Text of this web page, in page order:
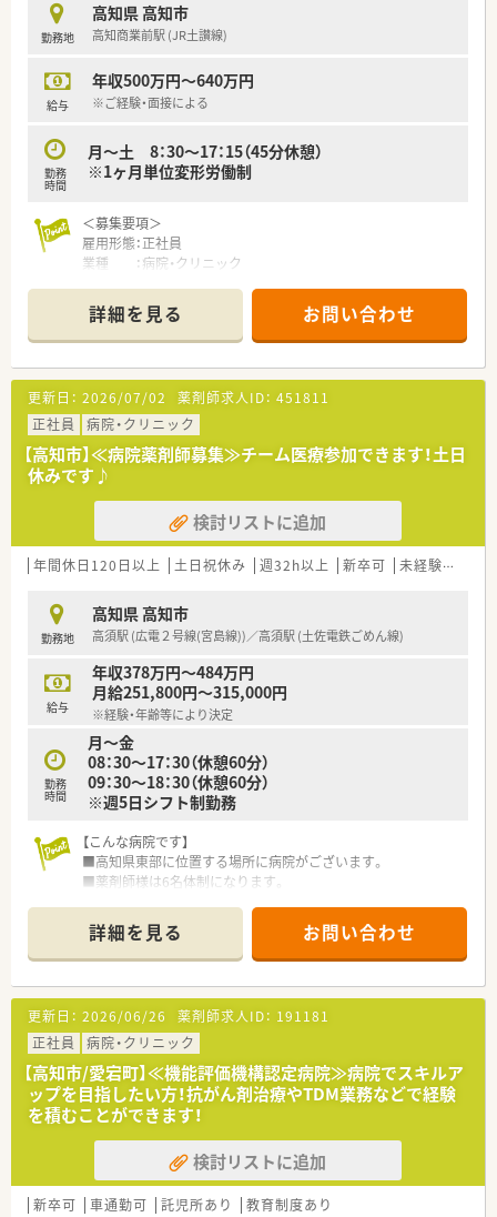
勤務地
高知県 高知市
高知商業前駅 (JR土讃線)
給与
年収500万円～640万円
※ご経験・面接による
勤務
時間
月～土 8：30～17：15（45分休憩）
※1ヶ月単位変形労働制
＜募集要項＞
雇用形態：正社員
業種 ：病院・クリニック
DI業務／院内委員会参加／混注業務／病棟服薬指導
診療科目（脳神経外科、内科、循環器内科、消化器内科、小児科、眼
科、放射線科ほか）
資格 ：薬剤師免許をお持ちの方（取得見込みの方を含む）
給与 ：年収500万円～640万円
※ご経験・面接による
勤務時間：月～土 8：30～17：15（45分休憩）
※1ヶ月単位変形労働制
休日：月9日休み（2月のみ8日）、有給休暇（時間単位で取得可能）、
夏季休暇、年末年始
福利厚生諸手当：厚生年金／雇用保険／薬剤師賠償責任保険／そ
の他健保 職務手当50,000円
＜こんな病院です＞
■脳動脈瘤・脳腫瘍・慢性硬膜下血腫などの手術を中心に行って
いる病院です。
■救急の受け入れもしている他、脳卒中の患者様を退院後も他の
医療機関との連携によって地域全体で支えていくための仕組み
作りをしているなど患者様一人ひとりに合わせた柔軟な対応で
地域住民の健康に寄与しています。
■ガンマナイフ等最新の機器を導入しています。
■地域の方に向けた健康教室を開催しています。
■「くるみんマーク」を取得している法人です。育児・介護休業の
規定の改善など、従業員の方が働きやすい環境を整備されていま
す。高知県ワークライフバランス推進企業にも認定されました。
＜業務内容＞
■処方箋による調剤業務、服薬指導、薬剤情報の提供など
■調剤、監査、薬剤管理指導、ミキシング、DI、持参薬鑑別、在庫管
理、委員会活動（薬事、安全管理、感染対策）を行っていただきま
す。
■病棟業務担当と調剤業務担当で多少分けている分もありま
す。
＜研修制度＞
■現場の先輩薬剤師より指導を受けて頂きます。
＜こんな方にもオススメ＞
■調剤経験のある方
■夜遅くまでの勤務が難しい方
■子育て中・介護中の方
詳細を見る お問い合わせ
更新日： 2026/07/02 薬剤師求人ID： 451811
正社員
病院・クリニック
【高知市】≪病院薬剤師募集≫チーム医療参加できます！土日
休みです♪
検討リストに追加
年間休日120日以上 土日祝休み 週32h以上 新卒可 未経験可
勤務地
高知県 高知市
高須駅 (広電２号線(宮島線))／高須駅 (土佐電鉄ごめん線)
給与
年収378万円～484万円
月給251,800円～315,000円
※経験・年齢等により決定
勤務
時間
月～金
08：30～17：30（休憩60分）
09：30～18：30（休憩60分）
※週5日シフト制勤務
【こんな病院です】
■高知県東部に位置する場所に病院がございます。
■薬剤師様は6名体制になります。
【業務内容】科目や枚数
■泌尿器科, 透析,腎臓内科,糖尿病内科を受けております。
【研修制度】
■先輩社員よりOJT研修を実施頂きます。
【法人概要】
■1974年に透析医療や泌尿器疾患の診療所からスタートし、
1979年には増床に伴いクリニックから病院へ変更しておりま
す。
県東部からの透析通院患者様のために1980年に診療所開設、
2000年にクリニックを開設しております。
2011年に老人ホームを併設いたしました。
■病院運営の他、診療所1過少・クリニック1箇所・訪問看護ステ
ーション2箇所・居宅介護支援事業所1箇所・老人ホーム1箇所・
詳細を見る お問い合わせ
更新日： 2026/06/26 薬剤師求人ID： 191181
正社員
病院・クリニック
【高知市/愛宕町】≪機能評価機構認定病院≫病院でスキルア
ップを目指したい方！抗がん剤治療やTDM業務などで経験
を積むことができます！
検討リストに追加
新卒可 車通勤可 託児所あり 教育制度あり